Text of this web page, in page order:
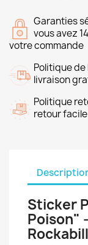
Garanties
vous avez
votre commande
Politique
livraison
Politique
retour
Sticker
Poison"